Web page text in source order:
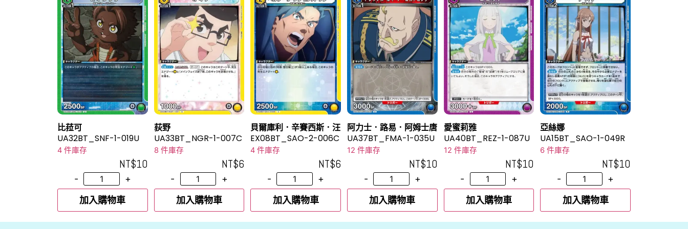
比菈可
UA32BT_SNF-1-019U
4 件庫存
NT$10
-
+
加入購物車
荻野
UA33BT_NGR-1-007C
8 件庫存
NT$6
-
+
加入購物車
貝爾庫利．辛賽西斯．汪
EX08BT_SAO-2-006C
4 件庫存
NT$6
-
+
加入購物車
阿力士．路易．阿姆士唐
UA37BT_FMA-1-035U
12 件庫存
NT$10
-
+
加入購物車
愛蜜莉雅
UA40BT_REZ-1-087U
12 件庫存
NT$10
-
+
加入購物車
亞絲娜
UA15BT_SAO-1-049R
6 件庫存
NT$10
-
+
加入購物車